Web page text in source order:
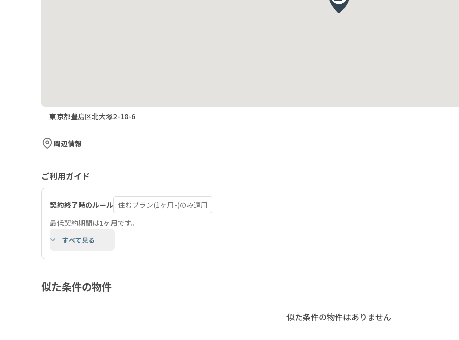
東京都豊島区北大塚2-18-6
周辺情報
ご利用ガイド
契約終了時のルール 住むプラン(1ヶ月-)のみ適用
最低契約期間は1ヶ月です。
すべて見る
似た条件の物件
似た条件の物件はありません